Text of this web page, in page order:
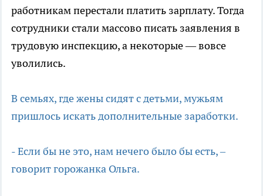
работникам перестали платить зарплату. Тогда
сотрудники стали массово писать заявления в
трудовую инспекцию, а некоторые — вовсе
уволились.
В семьях, где жены сидят с детьми, мужьям
пришлось искать дополнительные заработки.
- Если бы не это, нам нечего было бы есть, –
говорит горожанка Ольга.